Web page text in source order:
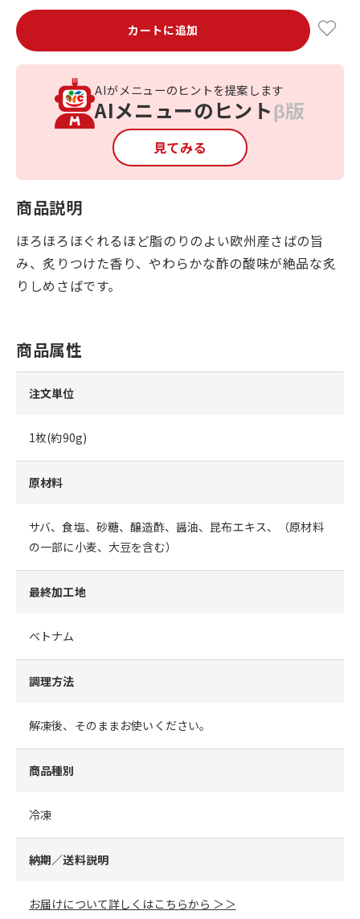
カートに追加
AIがメニューのヒントを提案します
AIメニューのヒントβ版
見てみる
商品説明
ほろほろほぐれるほど脂のりのよい欧州産さばの旨
み、炙りつけた香り、やわらかな酢の酸味が絶品な炙
りしめさばです。
商品属性
注文単位
1枚(約90g)
原材料
サバ、食塩、砂糖、醸造酢、醤油、昆布エキス、（原材料
の一部に小麦、大豆を含む）
最終加工地
ベトナム
調理方法
解凍後、そのままお使いください。
商品種別
冷凍
納期／送料説明
お届けについて詳しくはこちらから ＞＞